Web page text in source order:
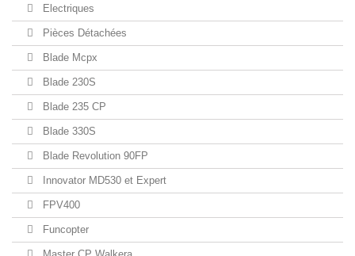
Electriques
Pièces Détachées
Blade Mcpx
Blade 230S
Blade 235 CP
Blade 330S
Blade Revolution 90FP
Innovator MD530 et Expert
FPV400
Funcopter